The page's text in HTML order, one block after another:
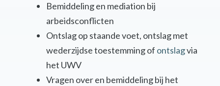
Bemiddeling en mediation bij
arbeidsconflicten
Ontslag op staande voet, ontslag met
wederzijdse toestemming of ontslagvia
het UWV
Vragen over en bemiddeling bij het